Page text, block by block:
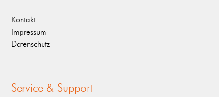
Kontakt
Impressum
Datenschutz
Service & Support